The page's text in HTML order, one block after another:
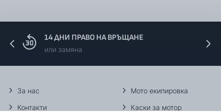
14 ДНИ ПРАВО НА ВРЪЩАНЕ
или замяна
За нас
Контакти
Мото екипировка
Каски за мотор